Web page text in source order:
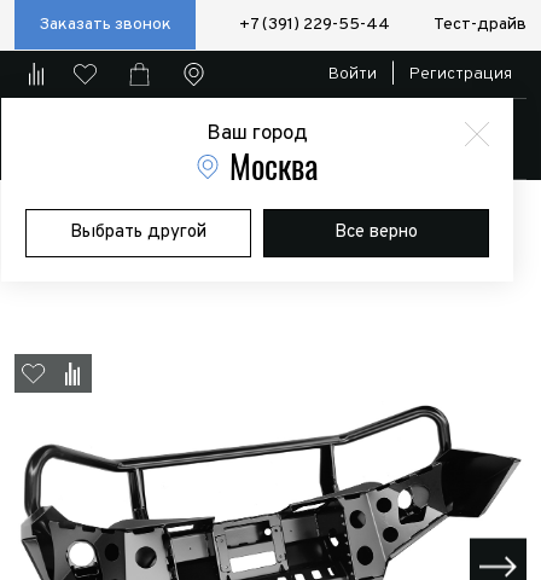
Заказать звонок +7 (391) 229-55-44 Тест-драйв
Ваш город
Москва
Выбрать другой Все верно
Войти Регистрация
Главная Магазин Дополнительное оборудование
Силовые
бампера/пороги/калитки
Бампер РИФ передний Mitsubishi L200
2015+ с доп. фарами и кенгурином